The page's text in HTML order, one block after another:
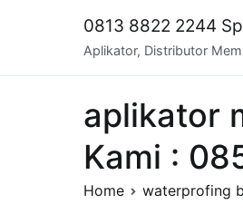
0813 8822 2244
Aplikator, Distributor
aplikator
Kami :
Home waterprofing